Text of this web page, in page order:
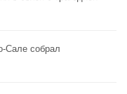
Сале собрал